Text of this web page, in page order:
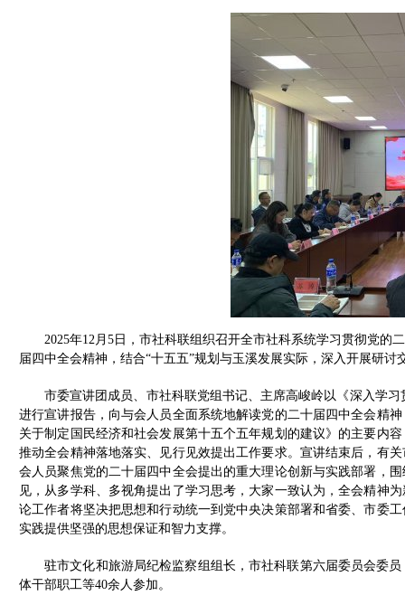
2025年12月5日，市社科联组织召开全市社科系统学习贯彻党
届四中全会精神，结合“十五五”规划与玉溪发展实际，深入开展研讨
市委宣讲团成员、市社科联党组书记、主席高峻岭以《深入学
进行宣讲报告，向与会人员全面系统地解读党的二十届四中全会精
关于制定国民经济和社会发展第十五个五年规划的建议》的主要内
推动全会精神落地落实、见行见效提出工作要求。宣讲结束后，有
会人员聚焦党的二十届四中全会提出的重大理论创新与实践部署，
见，从多学科、多视角提出了学习思考，大家一致认为，全会精神
论工作者将坚决把思想和行动统一到党中央决策部署和省委、市委
实践提供坚强的思想保证和智力支撑。
驻市文化和旅游局纪检监察组组长，市社科联第六届委员会委
体干部职工等40余人参加。